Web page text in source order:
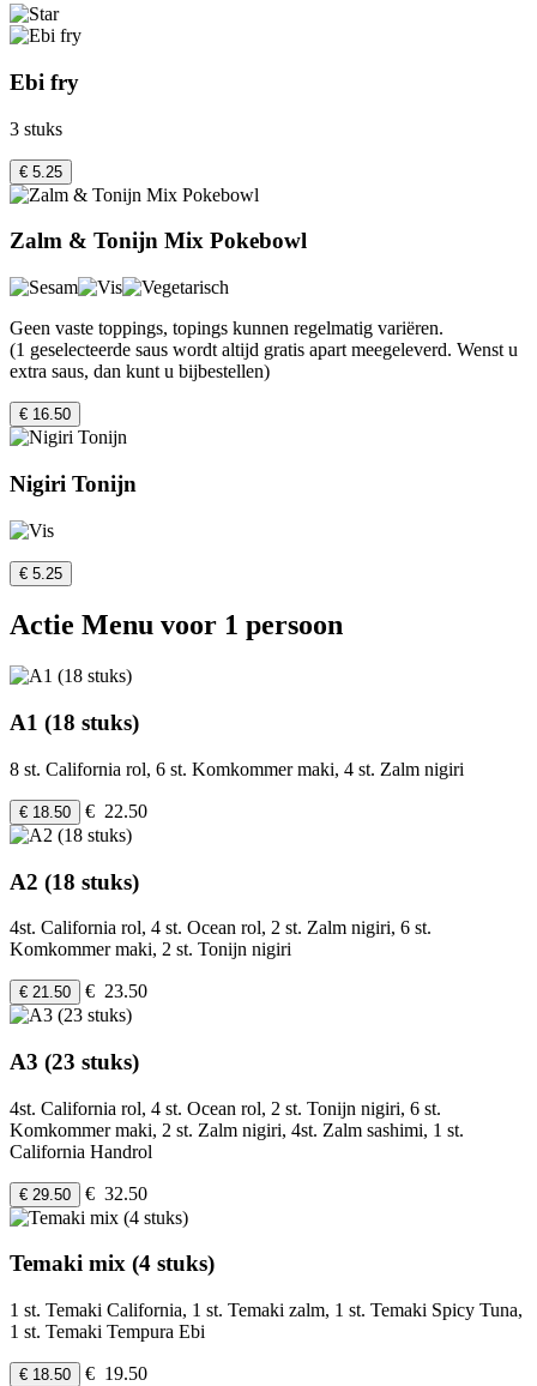
Ebi fry
3 stuks
€ 5.25
Zalm & Tonijn Mix Pokebowl
Geen vaste toppings, topings kunnen regelmatig variëren.
(1 geselecteerde saus wordt altijd gratis apart meegeleverd. Wenst u
extra saus, dan kunt u bijbestellen)
€ 16.50
Nigiri Tonijn
€ 5.25
Actie Menu voor 1 persoon
A1 (18 stuks)
8 st. California rol, 6 st. Komkommer maki, 4 st. Zalm nigiri
€ 18.50 € 22.50
A2 (18 stuks)
4st. California rol, 4 st. Ocean rol, 2 st. Zalm nigiri, 6 st.
Komkommer maki, 2 st. Tonijn nigiri
€ 21.50 € 23.50
A3 (23 stuks)
4st. California rol, 4 st. Ocean rol, 2 st. Tonijn nigiri, 6 st.
Komkommer maki, 2 st. Zalm nigiri, 4st. Zalm sashimi, 1 st.
California Handrol
€ 29.50 € 32.50
Temaki mix (4 stuks)
1 st. Temaki California, 1 st. Temaki zalm, 1 st. Temaki Spicy Tuna,
1 st. Temaki Tempura Ebi
€ 18.50 € 19.50